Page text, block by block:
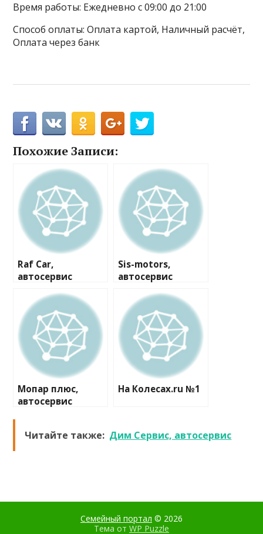
Время работы: Ежедневно с 09:00 до 21:00
Способ оплаты: Оплата картой, Наличный расчёт,
Оплата через банк
Похожие Записи:
Raf Car,
автосервис
Sis-motors,
автосервис
Мопар плюс,
автосервис
На Колесах.ru №1
Читайте также: Дим Сервис, автосервис
Семейный портал © 2026
Тема от WP Puzzle